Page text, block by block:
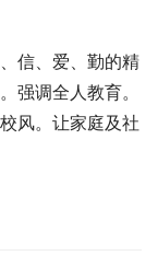
信、爱、勤的精
强调全人教育。
风。让家庭及社